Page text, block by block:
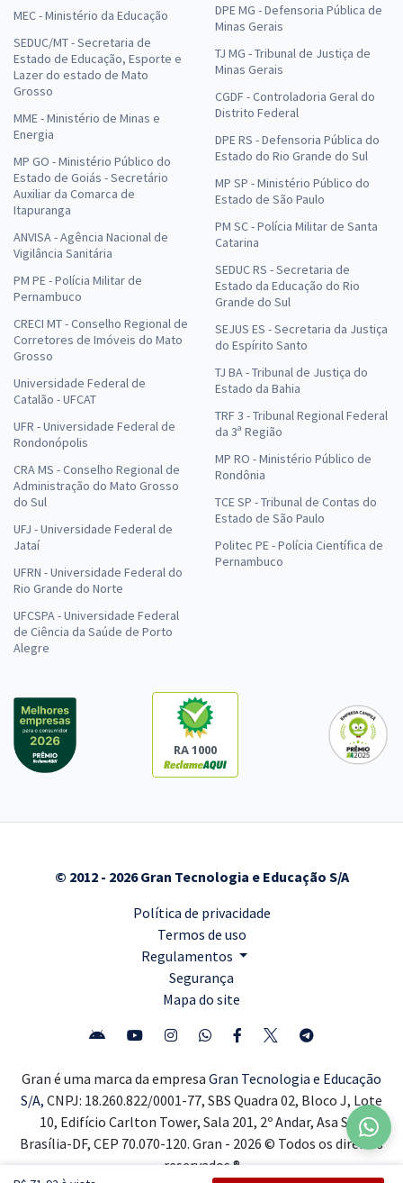
MEC - Ministério da Educação
SEDUC/MT - Secretaria de
Estado de Educação, Esporte e
Lazer do estado de Mato
Grosso
MME - Ministério de Minas e
Energia
MP GO - Ministério Público do
Estado de Goiás - Secretário
Auxiliar da Comarca de
Itapuranga
ANVISA - Agência Nacional de
Vigilância Sanitária
PM PE - Polícia Militar de
Pernambuco
CRECI MT - Conselho Regional de
Corretores de Imóveis do Mato
Grosso
Universidade Federal de
Catalão - UFCAT
UFR - Universidade Federal de
Rondonópolis
CRA MS - Conselho Regional de
Administração do Mato Grosso
do Sul
UFJ - Universidade Federal de
Jataí
UFRN - Universidade Federal do
Rio Grande do Norte
UFCSPA - Universidade Federal
de Ciência da Saúde de Porto
Alegre
DPE MG - Defensoria Pública de
Minas Gerais
TJ MG - Tribunal de Justiça de
Minas Gerais
CGDF - Controladoria Geral do
Distrito Federal
DPE RS - Defensoria Pública do
Estado do Rio Grande do Sul
MP SP - Ministério Público do
Estado de São Paulo
PM SC - Polícia Militar de Santa
Catarina
SEDUC RS - Secretaria de
Estado da Educação do Rio
Grande do Sul
SEJUS ES - Secretaria da Justiça
do Espírito Santo
TJ BA - Tribunal de Justiça do
Estado da Bahia
TRF 3 - Tribunal Regional Federal
da 3ª Região
MP RO - Ministério Público de
Rondônia
TCE SP - Tribunal de Contas do
Estado de São Paulo
Politec PE - Polícia Científica de
Pernambuco
RA 1000
© 2012 - 2026 Gran Tecnologia e Educação S/A
Política de privacidade
Termos de uso
Regulamentos
Segurança
Mapa do site
Gran é uma marca da empresa Gran Tecnologia e Educação
S/A, CNPJ: 18.260.822/0001-77, SBS Quadra 02, Bloco J, Lote
10, Edifício Carlton Tower, Sala 201, 2º Andar, Asa Sul,
Brasília-DF, CEP 70.070-120. Gran - 2026 © Todos os direitos
reservados ®